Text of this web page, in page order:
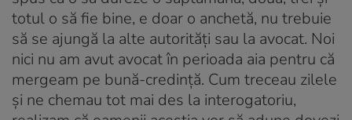
totul o să fie bine, e doar o anchetă, nu trebuie
să se ajungă la alte autorități sau la avocat. Noi
nici nu am avut avocat în perioada aia pentru că
mergeam pe bună-credință. Cum treceau zilele
și ne chemau tot mai des la interogatoriu,